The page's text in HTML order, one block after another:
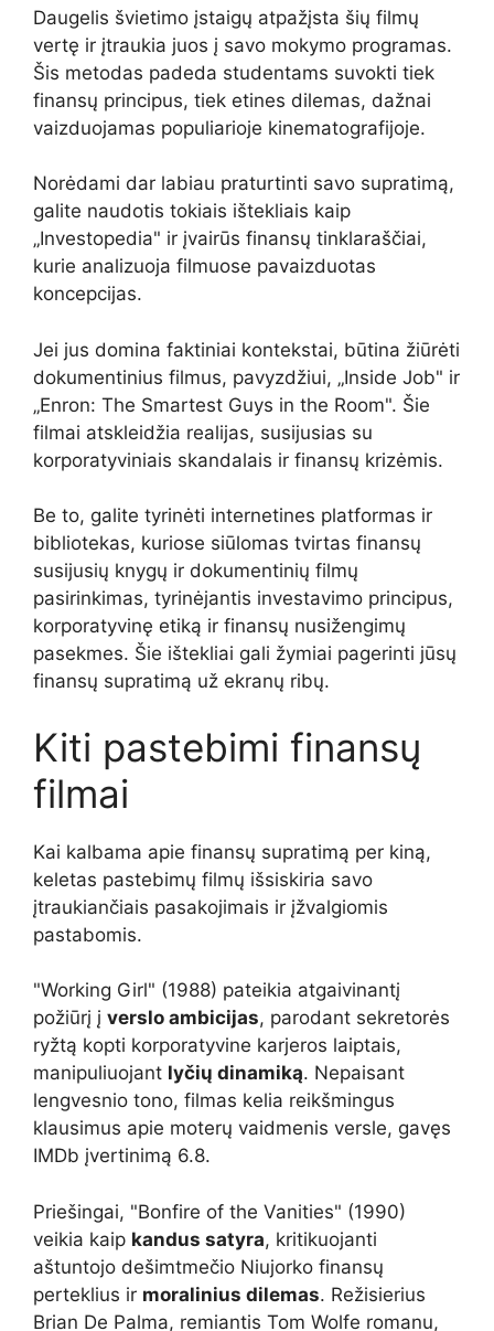
Daugelis švietimo įstaigų atpažįsta šių filmų
vertę ir įtraukia juos į savo mokymo programas.
Šis metodas padeda studentams suvokti tiek
finansų principus, tiek etines dilemas, dažnai
vaizduojamas populiarioje kinematografijoje.
Norėdami dar labiau praturtinti savo supratimą,
galite naudotis tokiais ištekliais kaip
„Investopedia" ir įvairūs finansų tinklaraščiai,
kurie analizuoja filmuose pavaizduotas
koncepcijas.
Jei jus domina faktiniai kontekstai, būtina žiūrėti
dokumentinius filmus, pavyzdžiui, „Inside Job" ir
„Enron: The Smartest Guys in the Room". Šie
filmai atskleidžia realijas, susijusias su
korporatyviniais skandalais ir finansų krizėmis.
Be to, galite tyrinėti internetines platformas ir
bibliotekas, kuriose siūlomas tvirtas finansų
susijusių knygų ir dokumentinių filmų
pasirinkimas, tyrinėjantis investavimo principus,
korporatyvinę etiką ir finansų nusižengimų
pasekmes. Šie ištekliai gali žymiai pagerinti jūsų
finansų supratimą už ekranų ribų.
Kiti pastebimi finansų
filmai
Kai kalbama apie finansų supratimą per kiną,
keletas pastebimų filmų išsiskiria savo
įtraukiančiais pasakojimais ir įžvalgiomis
pastabomis.
"Working Girl" (1988) pateikia atgaivinantį
požiūrį į verslo ambicijas, parodant sekretorės
ryžtą kopti korporatyvine karjeros laiptais,
manipuliuojant lyčių dinamiką. Nepaisant
lengvesnio tono, filmas kelia reikšmingus
klausimus apie moterų vaidmenis versle, gavęs
IMDb įvertinimą 6.8.
Priešingai, "Bonfire of the Vanities" (1990)
veikia kaip kandus satyra, kritikuojanti
aštuntojo dešimtmečio Niujorko finansų
perteklius ir moralinius dilemas. Režisierius
Brian De Palma, remiantis Tom Wolfe romanu,